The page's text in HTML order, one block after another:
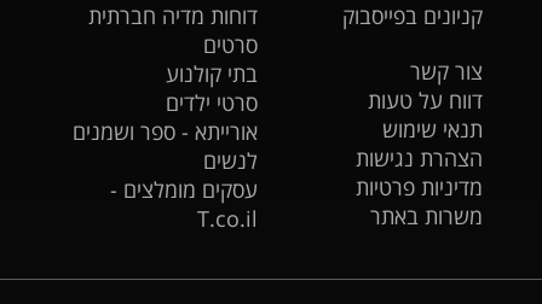
קניונים בפייסבוק
צור קשר
דווח על טעות
תנאי שימוש
הצהרת נגישות
מדיניות פרטיות
משרות באתר
דוחות מדיה חברתית
סרטים
בתי קולנוע
סרטי ילדים
אורייתא - ספר ושמנים
לנשים
עסקים מומלצים -
T.co.il